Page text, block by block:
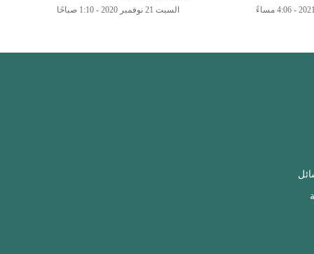
السبت 21 نوفمبر 2020 - 1:10 صباحًا